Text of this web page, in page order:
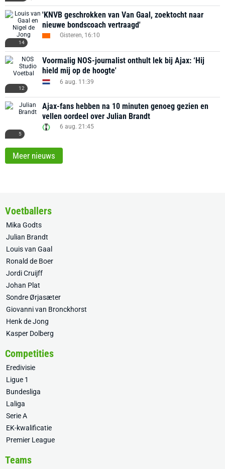
14
'KNVB geschrokken van Van Gaal, zoektocht naar
nieuwe bondscoach vertraagd'
Gisteren, 16:10
12
Voormalig NOS-journalist onthult lek bij Ajax: ‘Hij
hield mij op de hoogte'
6 aug. 11:39
5
Ajax-fans hebben na 10 minuten genoeg gezien en
vellen oordeel over Julian Brandt
6 aug. 21:45
Meer nieuws
Voetballers
Mika Godts
Julian Brandt
Louis van Gaal
Ronald de Boer
Jordi Cruijff
Johan Plat
Sondre Ørjasæter
Giovanni van Bronckhorst
Henk de Jong
Kasper Dolberg
Competities
Eredivisie
Ligue 1
Bundesliga
Laliga
Serie A
EK-kwalificatie
Premier League
Teams